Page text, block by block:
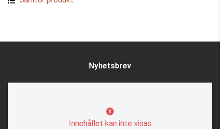
Nyhetsbrev
Innehållet kan inte visas